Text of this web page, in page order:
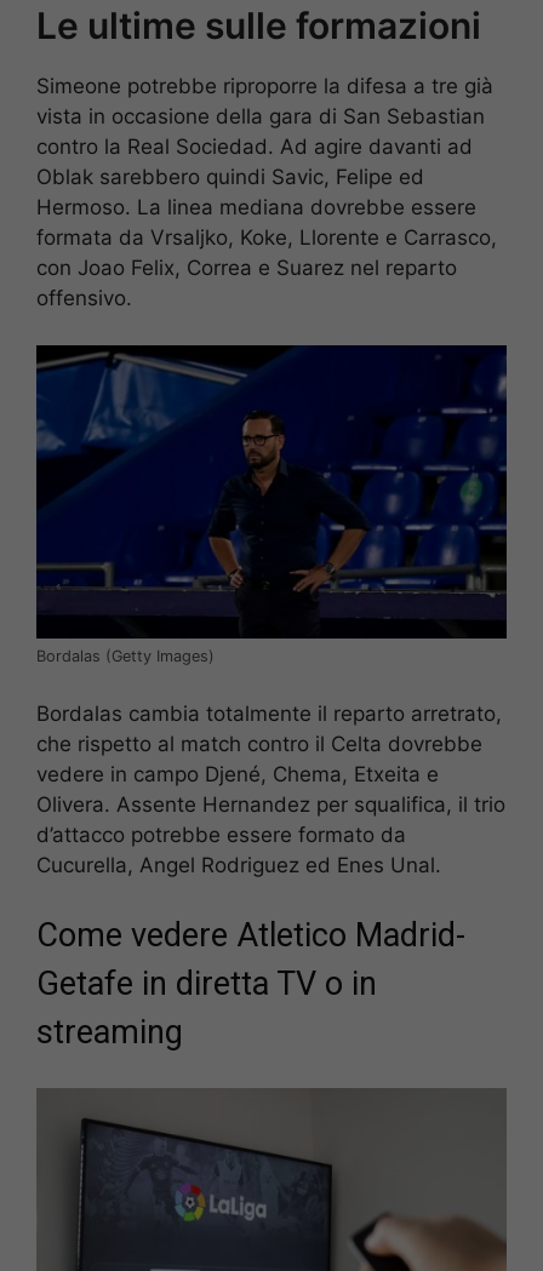
Le ultime sulle formazioni
Simeone potrebbe riproporre la difesa a tre già
vista in occasione della gara di San Sebastian
contro la Real Sociedad. Ad agire davanti ad
Oblak sarebbero quindi Savic, Felipe ed
Hermoso. La linea mediana dovrebbe essere
formata da Vrsaljko, Koke, Llorente e Carrasco,
con Joao Felix, Correa e Suarez nel reparto
offensivo.
Bordalas (Getty Images)
Bordalas cambia totalmente il reparto arretrato,
che rispetto al match contro il Celta dovrebbe
vedere in campo Djené, Chema, Etxeita e
Olivera. Assente Hernandez per squalifica, il trio
d’attacco potrebbe essere formato da
Cucurella, Angel Rodriguez ed Enes Unal.
Come vedere Atletico Madrid-
Getafe in diretta TV o in
streaming